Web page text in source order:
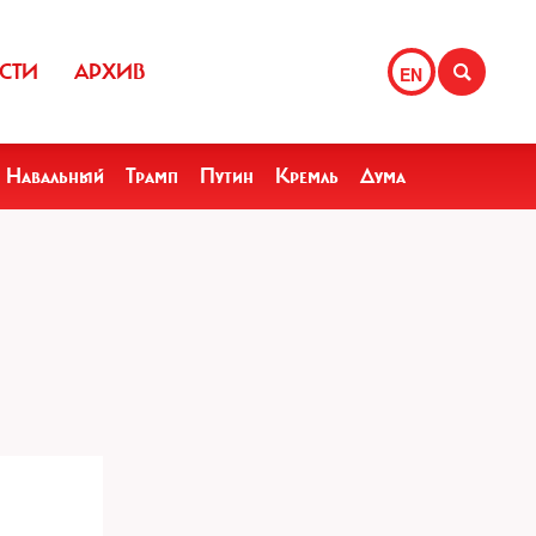
EN
АРХИВ
Навальный Трамп Путин Кремль Дума